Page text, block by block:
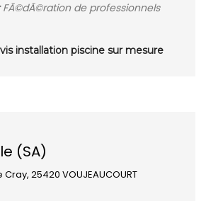
FÃ©dÃ©ration de professionnels
installation piscine sur mesure
(SA)
25420 VOUJEAUCOURT